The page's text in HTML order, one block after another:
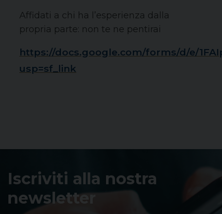
Affidati a chi ha l’esperienza dalla
propria parte: non te ne pentirai
https://docs.google.com/forms/d/e/
usp=sf_link
Iscriviti alla nostra
newsletter